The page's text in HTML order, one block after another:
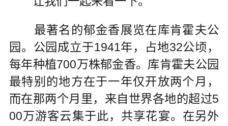
最著名的郁金香展览在库肯霍夫公
园。公园成立于1941年，占地32公顷，
每年种植700万株郁金香。库肯霍夫公园
最特别的地方在于一年仅开放两个月，
而在那两个月里，来自世界各地的超过5
00万游客云集于此，共享花宴。在另外